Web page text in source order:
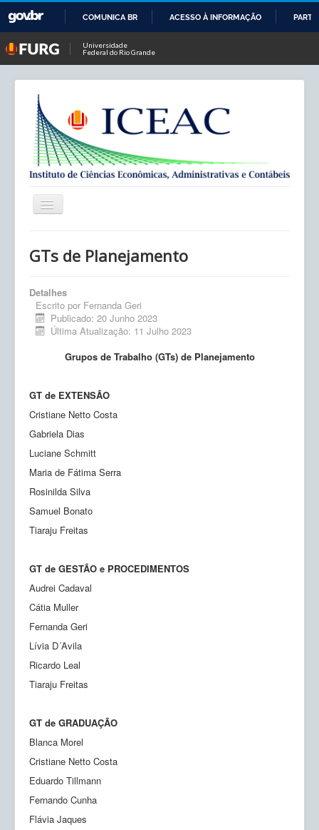
O
CONTEÚDO
COMUNICA BR ACESSO À INFORMAÇÃO
Universidade
Federal do Rio Grande
Alternar
Navegação
Contato
Ensino
Pesquisa
Empresas Júnior
Produção científica
Planos de Ação
Atos Normativos
Calendário
Solicitações
GTs de Planejamento
Detalhes
Escrito por Fernanda Geri
Publicado: 20 Junho 2023
Última Atualização: 11 Julho 2023
Grupos de Trabalho (GTs) de Planejamento
GT de EXTENSÃO
Cristiane Netto Costa
Gabriela Dias
Luciane Schmitt
Maria de Fátima Serra
Rosinilda Silva
Samuel Bonato
Tiaraju Freitas
GT de GESTÃO e PROCEDIMENTOS
Audrei Cadaval
Cátia Muller
Fernanda Geri
Lívia D´Avila
Ricardo Leal
Tiaraju Freitas
GT de GRADUAÇÃO
Blanca Morel
Cristiane Netto Costa
Eduardo Tillmann
Fernando Cunha
Flávia Jaques